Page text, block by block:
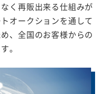
く再販出来る仕組みが
オークションを通して
、全国のお客様からの
。